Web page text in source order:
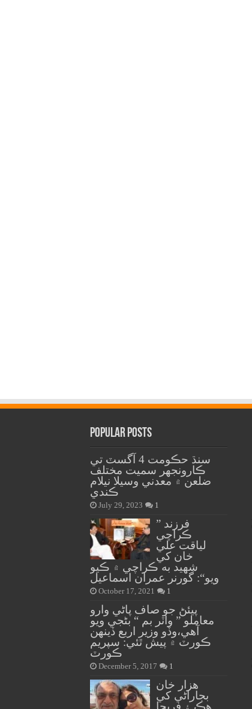
Popular Posts
سنڌ حڪومت 4 آگسٽ تي
ڪارونجهر سميت مختلف
ضلعن ۾ معدني وسيلا نيلام
ڪندي
July 29, 2023 1
” فرزند
ڪراچي
لياقت علي
خان کي
شهيد به ڪراچي ۾ ڪيو
ويو“: گورنر عمران اسماعيل
October 17, 2021 1
پيئڻ جو صاف پاڻي وارو
معاملو ” واٽر بم “ بڻجي ويو
آهي،وڏو وزير اربع ڏينهن
ڪورٽ ۾ پيش ٿئي: سپريم
ڪورٽ
December 5, 2017 1
هزار خان
بجاراڻي کي
هڪ ۽ فريحا